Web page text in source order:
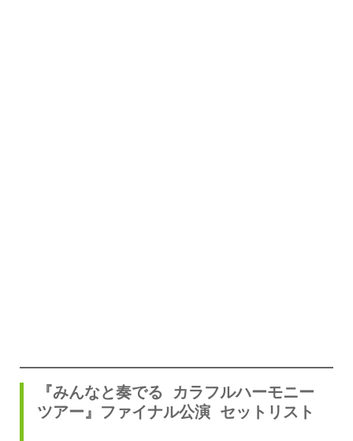
『みんなと奏でる カラフルハーモニー
ツアー』ファイナル公演 セットリスト